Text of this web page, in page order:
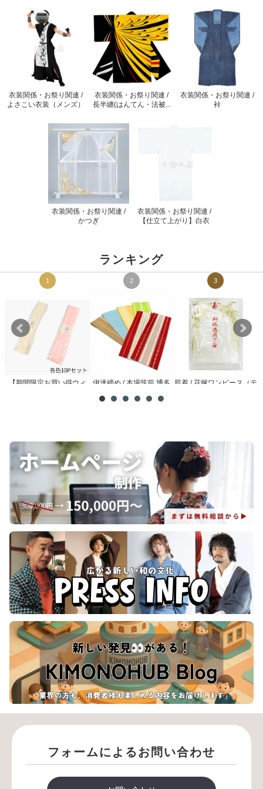
衣装関係・お祭り関連 /
よさこい衣装（メンズ）
衣装関係・お祭り関連 /
長半纏(はんてん・法被...
衣装関係・お祭り関連 /
裃
衣装関係・お祭り関連 /
かつぎ
衣装関係・お祭り関連 /
【仕立て上がり】白衣
ランキング
1
【期間限定お買い得ウィ
2
伊達締め / 本場筑前 博多
3
肌着 / 花嫁ワンピース（テ
フォームによるお問い合わせ